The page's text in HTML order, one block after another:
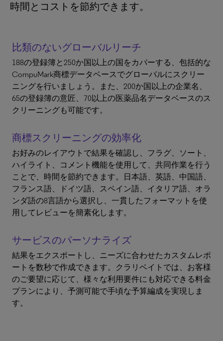
時間とコストを節約できます。
比類のないグローバルリーチ
188の登録簿と250か国以上の国をカバーする、包括的な
CompuMark商標データベースでグローバルにスクリー
ニングを行いましょう。また、200か国以上の企業名、
65の登録簿の意匠、70以上の医薬品名データベースのス
クリーニングも可能です。
商標スクリーニングの効率化
お好みのレイアウトで結果を確認し、フラグ、ソート、
ハイライト、コメント機能を使用して、共同作業を行う
ことで、時間を節約できます。日本語、英語、中国語、
フランス語、ドイツ語、スペイン語、イタリア語、オラ
ンダ語の8言語から選択し、一貫したフォーマットを使
用してレビューを簡素化します。
サービスのパーソナライズ
結果をエクスポートし、ニーズに合わせたカスタムレポ
ートを数秒で作成できます。クラリベイトでは、お客様
のご要望に応じて、様々な利用要件にも対応できる料金
プランにより、予測可能で手頃な予算編成を実現しま
す。